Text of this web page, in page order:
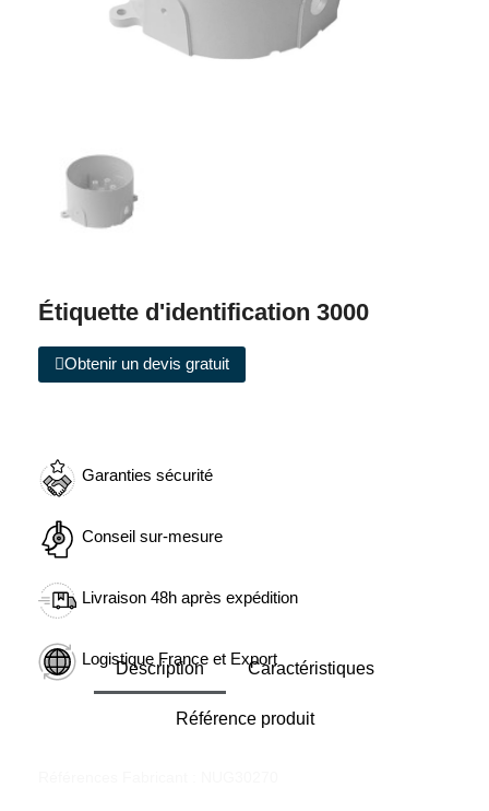
Étiquette d'identification 3000
Obtenir un devis gratuit
Garanties sécurité
Conseil sur-mesure
Livraison 48h après expédition
Logistique France et Export
Description Caractéristiques
Référence produit